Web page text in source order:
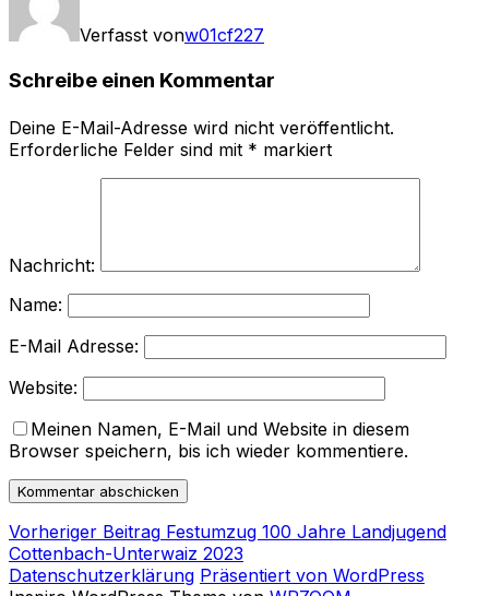
Verfasst vonw01cf227
Schreibe einen Kommentar
Deine E-Mail-Adresse wird nicht veröffentlicht.
Erforderliche Felder sind mit * markiert
Nachricht:
Name:
E-Mail Adresse:
Website:
Meinen Namen, E-Mail und Website in diesem
Browser speichern, bis ich wieder kommentiere.
Beitragsnavigation
Vorheriger
Beitrag
Vorheriger Beitrag Festumzug 100 Jahre Landjugend
Cottenbach-Unterwaiz 2023
Datenschutzerklärung Präsentiert von WordPress